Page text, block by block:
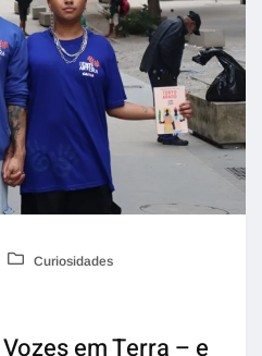
Curiosidades
em Terra – e